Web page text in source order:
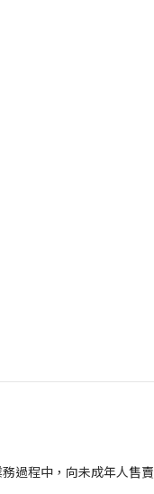
過程中，向未成年人售賣